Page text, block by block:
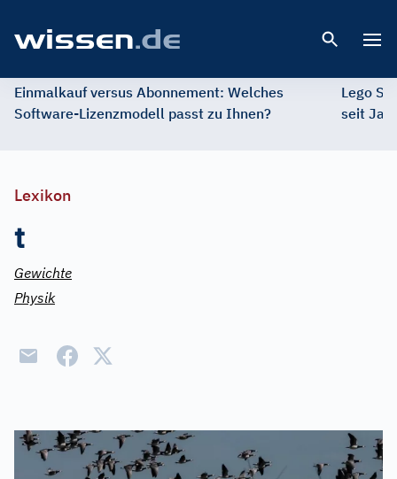
Einmalkauf versus Abonnement: Welches
Software-Lizenzmodell passt zu Ihnen?
Lego
seit
Lexikon
t
Gewichte
Physik